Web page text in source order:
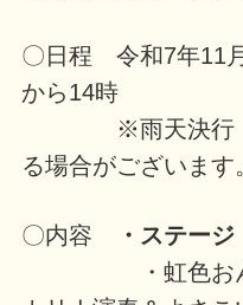
〇日程 令和7年11
から14時
※雨天決行（荒
る場合がございます
〇内容
・ステージ
・虹色おんぷ